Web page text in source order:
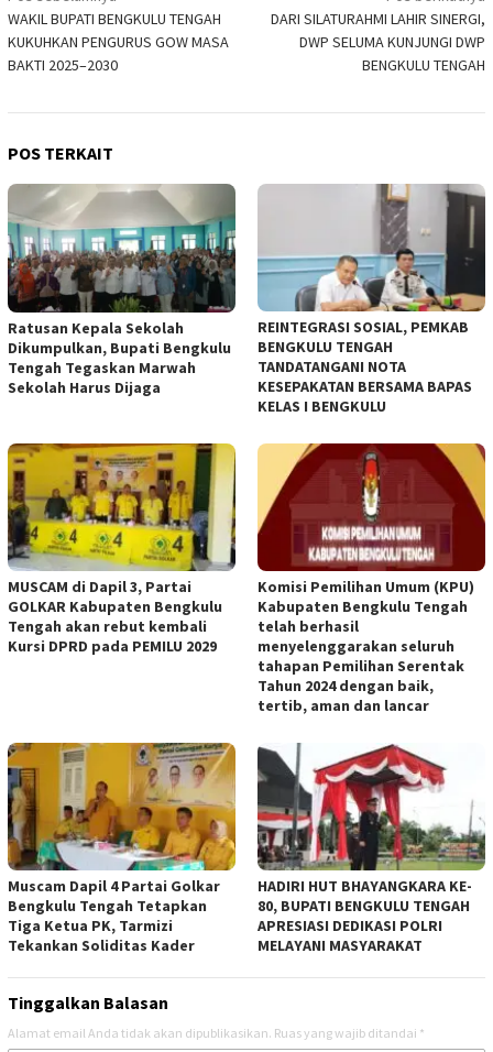
pos
WAKIL BUPATI BENGKULU TENGAH
KUKUHKAN PENGURUS GOW MASA
BAKTI 2025–2030
DARI SILATURAHMI LAHIR SINERGI,
DWP SELUMA KUNJUNGI DWP
BENGKULU TENGAH
POS TERKAIT
Ratusan Kepala Sekolah
Dikumpulkan, Bupati Bengkulu
Tengah Tegaskan Marwah
Sekolah Harus Dijaga
REINTEGRASI SOSIAL, PEMKAB
BENGKULU TENGAH
TANDATANGANI NOTA
KESEPAKATAN BERSAMA BAPAS
KELAS I BENGKULU
MUSCAM di Dapil 3, Partai
GOLKAR Kabupaten Bengkulu
Tengah akan rebut kembali
Kursi DPRD pada PEMILU 2029
Komisi Pemilihan Umum (KPU)
Kabupaten Bengkulu Tengah
telah berhasil
menyelenggarakan seluruh
tahapan Pemilihan Serentak
Tahun 2024 dengan baik,
tertib, aman dan lancar
Muscam Dapil 4 Partai Golkar
Bengkulu Tengah Tetapkan
Tiga Ketua PK, Tarmizi
Tekankan Soliditas Kader
HADIRI HUT BHAYANGKARA KE-
80, BUPATI BENGKULU TENGAH
APRESIASI DEDIKASI POLRI
MELAYANI MASYARAKAT
Tinggalkan Balasan
Alamat email Anda tidak akan dipublikasikan. Ruas yang wajib ditandai *